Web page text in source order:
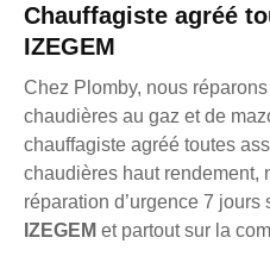
Chauffagiste agréé
IZEGEM
Chez Plomby, nous
chaudières au gaz et de
chauffagiste agréé toutes
chaudières haut rendement,
réparation d’urgence 7 jours
IZEGEM et partout sur la